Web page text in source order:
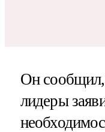
Он сообщил,
лидеры